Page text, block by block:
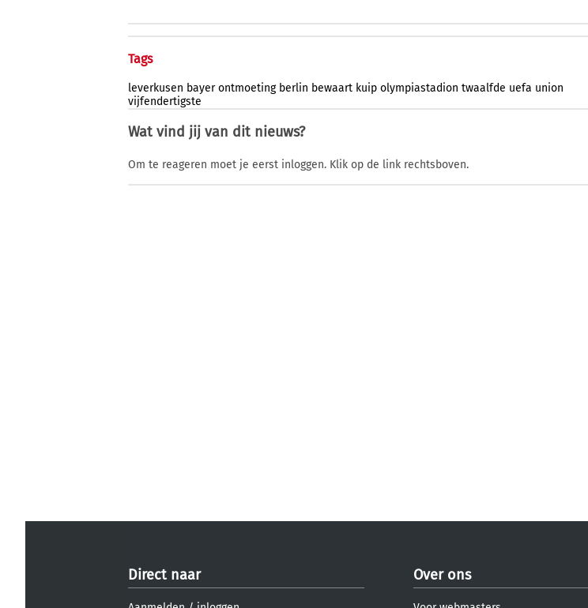
Tags
leverkusen bayer ontmoeting berlin bewaart kuip olympiastadion twaalfde uefa union
vijfendertigste
Wat vind jij van dit nieuws?
Om te reageren moet je eerst inloggen. Klik op de link rechtsboven.
Direct naar Over ons